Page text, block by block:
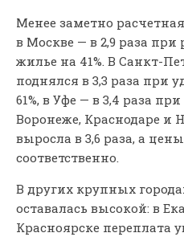
Менее заметно
в Москве — в 2,9 раза при
жилье на 41%. В Санкт-
поднялся в 3,3 раза при
61%, в Уфе — в 3,4 раза при
Воронеже, Краснодаре и
выросла в 3,6 раза, а цены
соответственно.
В других крупных
оставалась высокой: в
Красноярске переплата